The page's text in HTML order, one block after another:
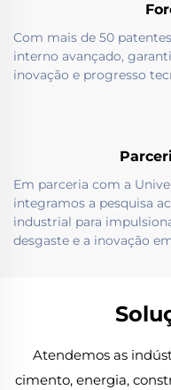
Com mais de 50
interno avançado,
inovação e progresso
Em parceria com a
integramos a pesquisa
industrial para
desgaste e a inovação
Atendemos as
cimento, energia,